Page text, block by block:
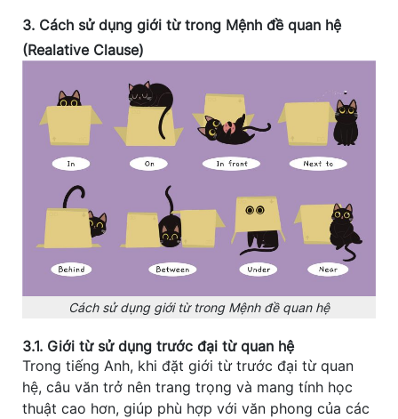
3. Cách sử dụng giới từ trong Mệnh đề quan hệ
(Realative Clause)
Cách sử dụng giới từ trong Mệnh đề quan hệ
3.1. Giới từ sử dụng trước đại từ quan hệ
Trong tiếng Anh, khi đặt giới từ trước đại từ quan
hệ, câu văn trở nên trang trọng và mang tính học
thuật cao hơn, giúp phù hợp với văn phong của các